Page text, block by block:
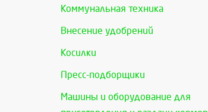
Коммунальная техника
Внесение удобрений
Косилки
Пресс-подборщики
Машины и оборудование для